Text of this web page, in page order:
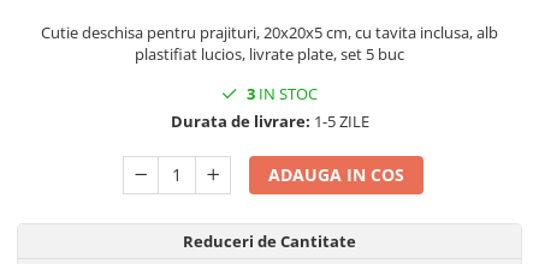
MINI-PRAJITURI
CUTII JOASE PENTRU TURTA-
CUTII PENTRU BRIOSE
CUTII PENTRU COZONACI SI
CUTII PENTRU MACARONS SI
Cutie deschisa pentru prajituri, 20x20x5 cm, cu tavita inclusa, alb
plastifiat lucios, livrate plate, set 5 buc
3 IN STOC
Durata de livrare: 1-5 ZILE
ADAUGA IN COS
Reduceri de Cantitate